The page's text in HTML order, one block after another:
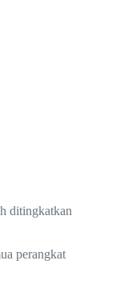
ditingkatkan
perangkat